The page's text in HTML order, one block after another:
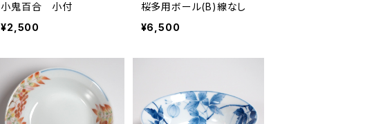
小鬼百合 小付
¥2,500
桜多用ボール(B)線なし
¥6,500